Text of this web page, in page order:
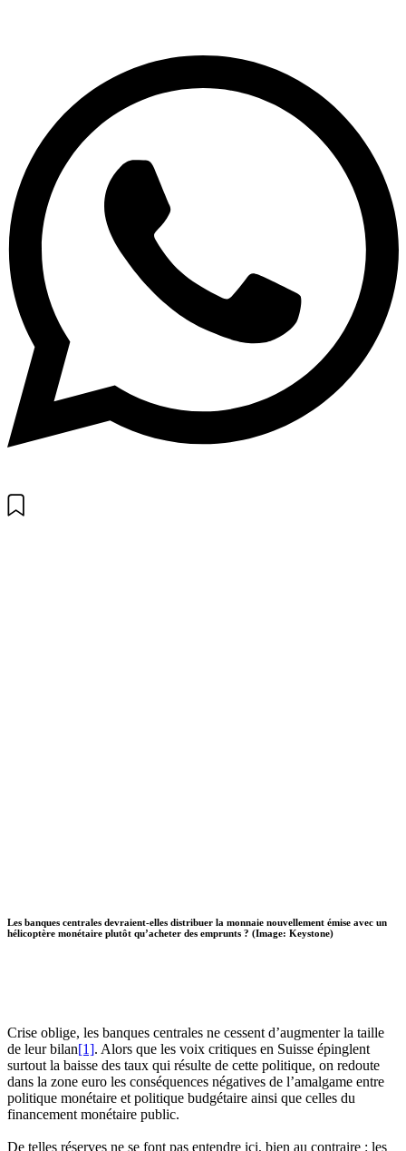
Les banques centrales devraient-elles distribuer la monnaie nouvellement émise avec un
hélicoptère monétaire plutôt qu’acheter des emprunts ? (Image: Keystone)
Crise oblige, les banques centrales ne cessent d’augmenter la taille
de leur bilan[1]. Alors que les voix critiques en Suisse épinglent
surtout la baisse des taux qui résulte de cette politique, on redoute
dans la zone euro les conséquences négatives de l’amalgame entre
politique monétaire et politique budgétaire ainsi que celles du
financement monétaire public.
De telles réserves ne se font pas entendre ici, bien au contraire : les